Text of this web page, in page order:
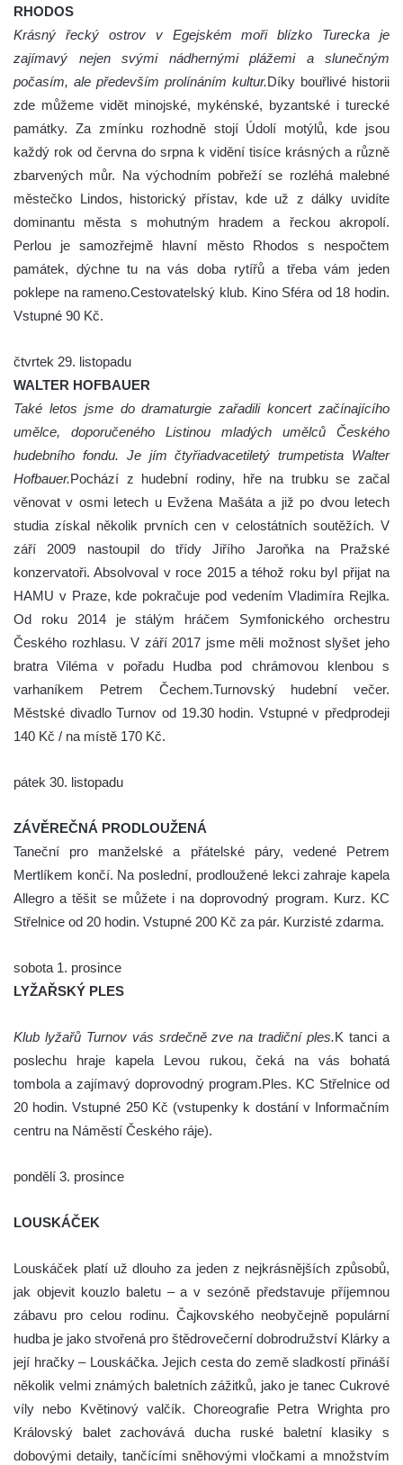
RHODOS
Krásný řecký ostrov v Egejském moři blízko Turecka je
zajímavý nejen svými nádhernými plážemi a slunečným
počasím, ale především prolínáním kultur.Díky bouřlivé historii
zde můžeme vidět minojské, mykénské, byzantské i turecké
památky. Za zmínku rozhodně stojí Údolí motýlů, kde jsou
každý rok od června do srpna k vidění tisíce krásných a různě
zbarvených můr. Na východním pobřeží se rozléhá malebné
městečko Lindos, historický přístav, kde už z dálky uvidíte
dominantu města s mohutným hradem a řeckou akropolí.
Perlou je samozřejmě hlavní město Rhodos s nespočtem
památek, dýchne tu na vás doba rytířů a třeba vám jeden
poklepe na rameno.Cestovatelský klub. Kino Sféra od 18 hodin.
Vstupné 90 Kč.
čtvrtek 29. listopadu
WALTER HOFBAUER
Také letos jsme do dramaturgie zařadili koncert začínajícího
umělce, doporučeného Listinou mladých umělců Českého
hudebního fondu. Je jím čtyřiadvacetiletý trumpetista Walter
Hofbauer.Pochází z hudební rodiny, hře na trubku se začal
věnovat v osmi letech u Evžena Mašáta a již po dvou letech
studia získal několik prvních cen v celostátních soutěžích. V
září 2009 nastoupil do třídy Jiřího Jaroňka na Pražské
konzervatoři. Absolvoval v roce 2015 a téhož roku byl přijat na
HAMU v Praze, kde pokračuje pod vedením Vladimíra Rejlka.
Od roku 2014 je stálým hráčem Symfonického orchestru
Českého rozhlasu. V září 2017 jsme měli možnost slyšet jeho
bratra Viléma v pořadu Hudba pod chrámovou klenbou s
varhaníkem Petrem Čechem.Turnovský hudební večer.
Městské divadlo Turnov od 19.30 hodin. Vstupné v předprodeji
140 Kč / na místě 170 Kč.
pátek 30. listopadu
ZÁVĚREČNÁ PRODLOUŽENÁ
Taneční pro manželské a přátelské páry, vedené Petrem
Mertlíkem končí. Na poslední, prodloužené lekci zahraje kapela
Allegro a těšit se můžete i na doprovodný program. Kurz. KC
Střelnice od 20 hodin. Vstupné 200 Kč za pár. Kurzisté zdarma.
sobota 1. prosince
LYŽAŘSKÝ PLES
Klub lyžařů Turnov vás srdečně zve na tradiční ples.K tanci a
poslechu hraje kapela Levou rukou, čeká na vás bohatá
tombola a zajímavý doprovodný program.Ples. KC Střelnice od
20 hodin. Vstupné 250 Kč (vstupenky k dostání v Informačním
centru na Náměstí Českého ráje).
pondělí 3. prosince
LOUSKÁČEK
Louskáček platí už dlouho za jeden z nejkrásnějších způsobů,
jak objevit kouzlo baletu – a v sezóně představuje příjemnou
zábavu pro celou rodinu. Čajkovského neobyčejně populární
hudba je jako stvořená pro štědrovečerní dobrodružství Klárky a
její hračky – Louskáčka. Jejich cesta do země sladkostí přináší
několik velmi známých baletních zážitků, jako je tanec Cukrové
víly nebo Květinový valčík. Choreografie Petra Wrighta pro
Královský balet zachovává ducha ruské baletní klasiky s
dobovými detaily, tančícími sněhovými vločkami a množstvím